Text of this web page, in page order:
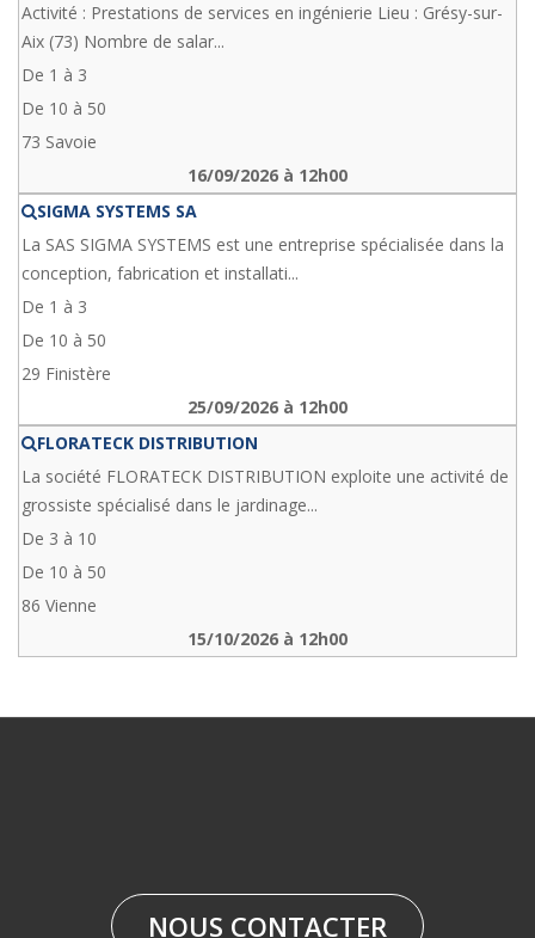
Activité : Prestations de services en ingénierie Lieu : Grésy-sur-
Aix (73) Nombre de salar...
De 1 à 3
De 10 à 50
73 Savoie
16/09/2026 à 12h00
SIGMA SYSTEMS SA
La SAS SIGMA SYSTEMS est une entreprise spécialisée dans la
conception, fabrication et installati...
De 1 à 3
De 10 à 50
29 Finistère
25/09/2026 à 12h00
FLORATECK DISTRIBUTION
La société FLORATECK DISTRIBUTION exploite une activité de
grossiste spécialisé dans le jardinage...
De 3 à 10
De 10 à 50
86 Vienne
15/10/2026 à 12h00
NOUS CONTACTER